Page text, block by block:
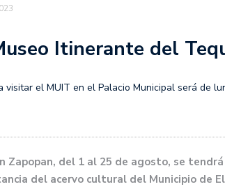
Itinerante del
visitar el MUIT en el Palacio Municipal será de
Zapopan, del 1 al 25 de agosto, se
del acervo cultural del Municipio de El